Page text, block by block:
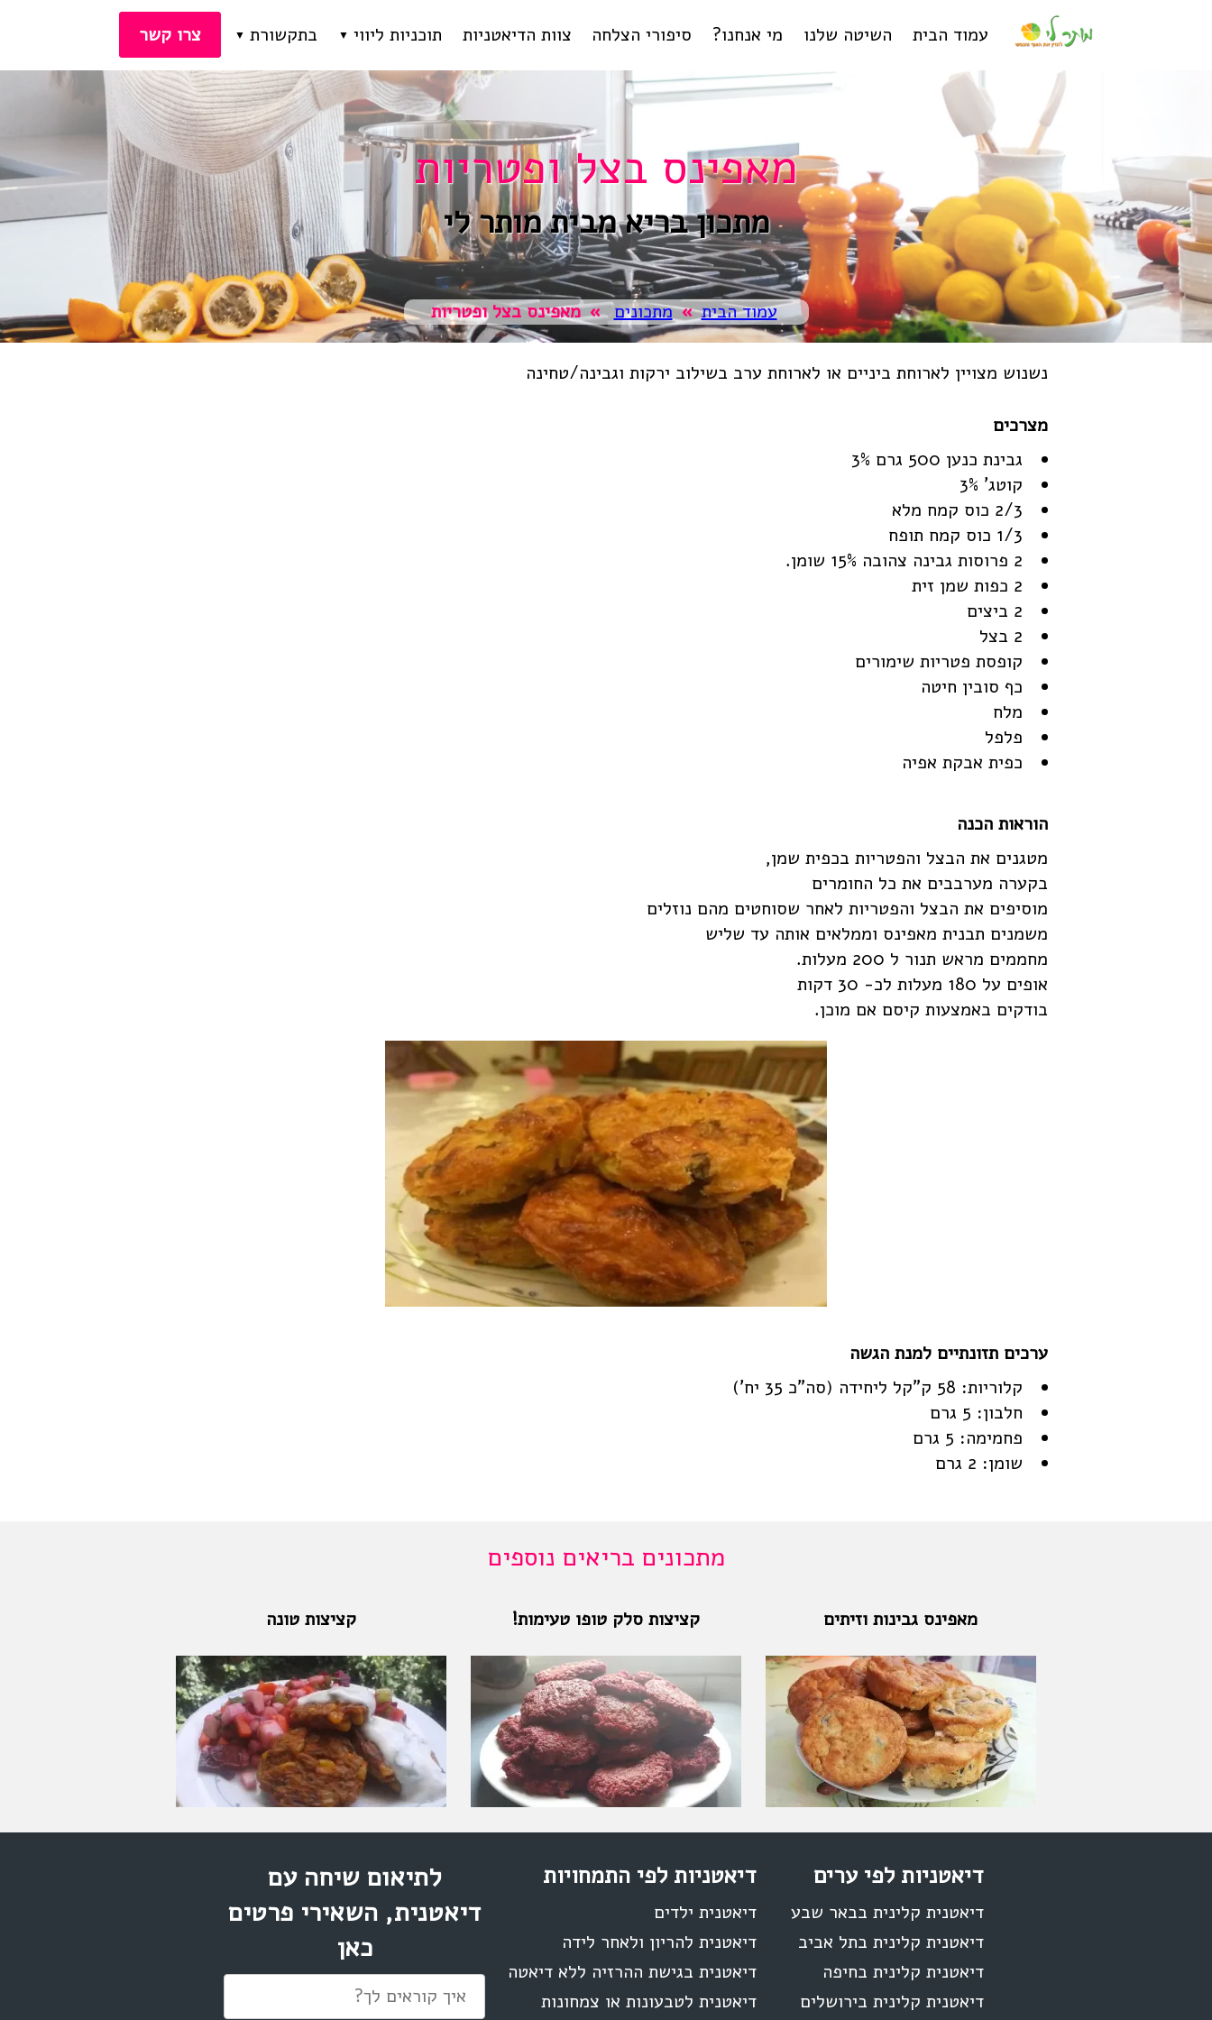
עמוד הבית השיטה שלנו מי אנחנו? סיפורי הצלחה צוות הדיאטניות
תוכניות ליווי
ליווילירידה במשקל
טיפולבהפרעות אכילה
תוכניתליווי לילדים
תחומי מומחיות נוספים
בתקשורת
הופעות בתקשורת
כתבות בנושאי תזונה נכונה ודיאטה
סרטוני הדרכה לירידה במשקל
מתכוני בריאות
צרו קשר
מאפינס בצל ופטריות
מתכון בריא מבית מותר לי
עמוד הבית » מתכונים » מאפינס בצל ופטריות
נשנוש מצויין לארוחת ביניים או לארוחת ערב בשילוב ירקות וגבינה/טחינה
גבינת כנען 500 גרם 3%
קוטג' 3%
2/3 כוס קמח מלא
1/3 כוס קמח תופח
2 פרוסות גבינה צהובה 15% שומן.
2 כפות שמן זית
2 ביצים
2 בצל
קופסת פטריות שימורים
כף סובין חיטה
מלח
פלפל
כפית אבקת אפיה
הוראות הכנה
מטגנים את הבצל והפטריות בכפית שמן,
בקערה מערבבים את כל החומרים
מוסיפים את הבצל והפטריות לאחר שסוחטים מהם נוזלים
משמנים תבנית מאפינס וממלאים אותה עד שליש
מחממים מראש תנור ל 200 מעלות.
אופים על 180 מעלות לכ- 30 דקות
בודקים באמצעות קיסם אם מוכן.
קלוריות: 58 ק"קל ליחידה (סה"כ 35 יח')
חלבון: 5 גרם
פחמימה: 5 גרם
שומן: 2 גרם
מתכונים בריאים נוספים
מאפינס גבינות וזיתים קציצות סלק טופו טעימות! קציצות טונה
דיאטניות לפי ערים
דיאטנית קלינית בבאר שבע
דיאטנית קלינית בתל אביב
דיאטנית קלינית בחיפה
דיאטנית קלינית בירושלים
דיאטניות לפי התמחויות
דיאטנית ילדים
דיאטנית להריון ולאחר לידה
דיאטנית בגישת ההרזיה ללא דיאטה
דיאטנית לטבעונות או צמחונות
לתיאום שיחה עם
דיאטנית, השאירי פרטים
כאן